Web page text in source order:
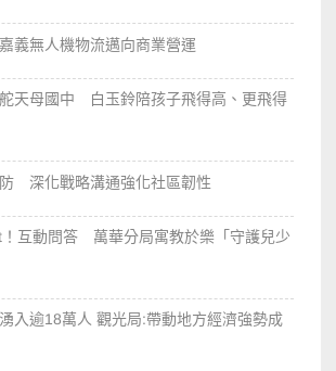
義無人機物流邁向商業營運
天母國中 白玉鈴陪孩子飛得高、更飛得
深化戰略溝通強化社區韌性
互動問答 萬華分局寓教於樂「守護兒少
入逾18萬人 觀光局:帶動地方經濟強勢成